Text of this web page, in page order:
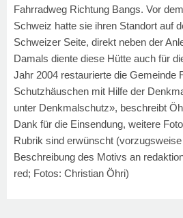
Fahrradweg Richtung Bangs. Vor
Schweiz hatte sie ihren Standort auf
Schweizer Seite, direkt neben der
Damals diente diese Hütte auch für
Jahr 2004 restaurierte die Gemeinde
Schutzhäuschen mit Hilfe der
unter Denkmalschutz», beschreibt
Dank für die Einsendung, weitere
Rubrik sind erwünscht
Beschreibung des Motivs an
red; Fotos: Christian Öhri)